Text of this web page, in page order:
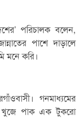
পরিচালক বলেন,
পাশে দাড়ালে
মনে করি।
গনমাধ্যমের
খুজে পাক এক টুকরো